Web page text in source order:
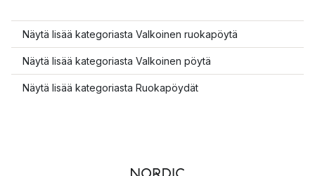
Näytä lisää kategoriasta Valkoinen ruokapöytä
Näytä lisää kategoriasta Valkoinen pöytä
Näytä lisää kategoriasta Ruokapöydät